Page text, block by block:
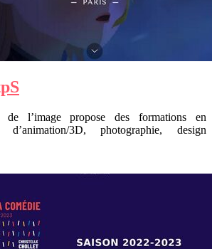
de l’image propose des formations en
d’animation/3D, photographie, design